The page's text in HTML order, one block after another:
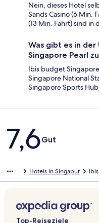
Nein, dieses Hotel
Sands Casino (6 Min.
(13 Min. Fahrt) sind in
Was gibt es in
Singapore Pearl
Ibis budget
Singapore National
Singapore Sports
Bewertungen
7,6Gut
Hotels in Singapur
Top-Reiseziele